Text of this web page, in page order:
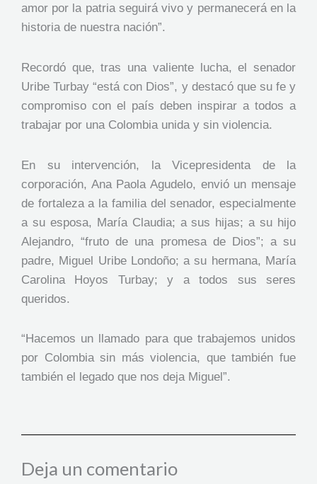
amor por la patria seguirá vivo y permanecerá en la
historia de nuestra nación”.
Recordó que, tras una valiente lucha, el senador
Uribe Turbay “está con Dios”, y destacó que su fe y
compromiso con el país deben inspirar a todos a
trabajar por una Colombia unida y sin violencia.
En su intervención, la Vicepresidenta de la
corporación, Ana Paola Agudelo, envió un mensaje
de fortaleza a la familia del senador, especialmente
a su esposa, María Claudia; a sus hijas; a su hijo
Alejandro, “fruto de una promesa de Dios”; a su
padre, Miguel Uribe Londoño; a su hermana, María
Carolina Hoyos Turbay; y a todos sus seres
queridos.
“Hacemos un llamado para que trabajemos unidos
por Colombia sin más violencia, que también fue
también el legado que nos deja Miguel”.
Deja un comentario